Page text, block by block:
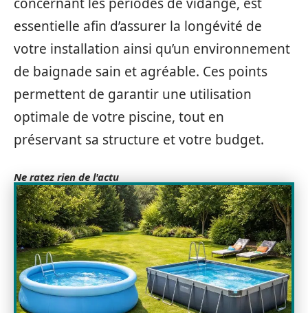
essentielle afin d’assurer la longévité de
votre installation ainsi qu’un environnement
de baignade sain et agréable. Ces points
permettent de garantir une utilisation
optimale de votre piscine, tout en
préservant sa structure et votre budget.
Ne ratez rien de l'actu